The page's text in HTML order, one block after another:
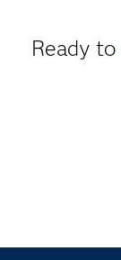
Ready to